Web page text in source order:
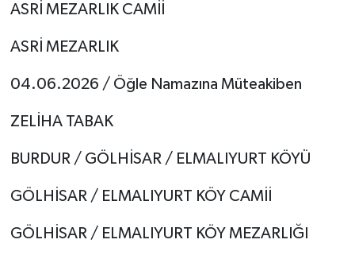
ASRİ MEZARLIK CAMİİ
ASRİ MEZARLIK
04.06.2026 / Öğle Namazına Müteakiben
ZELİHA TABAK
BURDUR / GÖLHİSAR / ELMALIYURT KÖYÜ
GÖLHİSAR / ELMALIYURT KÖY CAMİİ
GÖLHİSAR / ELMALIYURT KÖY MEZARLIĞI
Künye